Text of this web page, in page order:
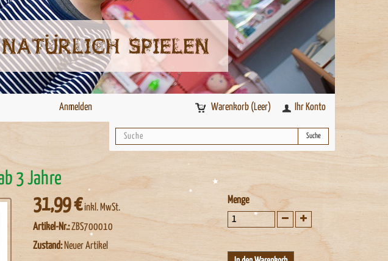
spielen
Anmelden Warenkorb (Leer) Ihr Konto
Suche
3 Jahre
31,99 €inkl. MwSt.
Artikel-Nr.:ZBS700010
Zustand: Neuer Artikel
Menge